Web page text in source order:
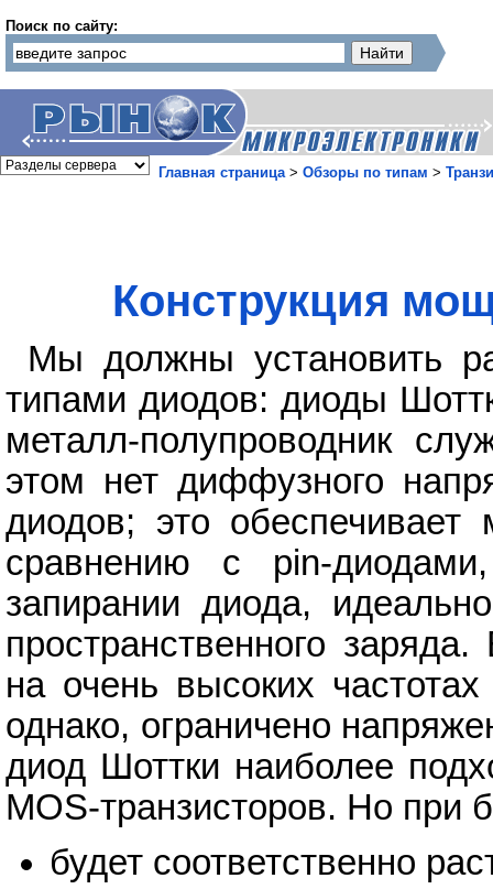
Поиск по сайту:
Главная страница> Обзоры по типам >
Конструкция
Мы должны установить
типами диодов: диоды
металл-полупроводник
этом нет диффузного
диодов; это
сравнению с pin-
запирании диода,
пространственного
на очень высоких
однако, ограничено
диод Шоттки наиболее
MOS-транзисторов. Но при
будет соответственно